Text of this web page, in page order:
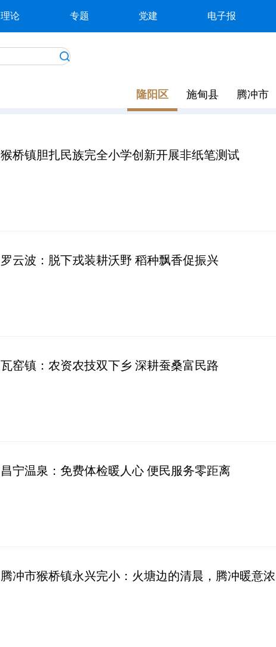
理论 专题 党建 电子报
隆阳区 施甸县 腾冲市
猴桥镇胆扎民族完全小学创新开展非纸笔测试
罗云波：脱下戎装耕沃野 稻种飘香促振兴
瓦窑镇：农资农技双下乡 深耕蚕桑富民路
昌宁温泉：免费体检暖人心 便民服务零距离
腾冲市猴桥镇永兴完小：火塘边的清晨，腾冲暖意浓